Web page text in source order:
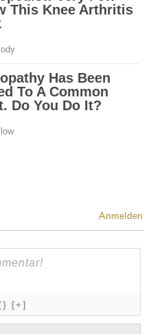
Anmelden
[+]